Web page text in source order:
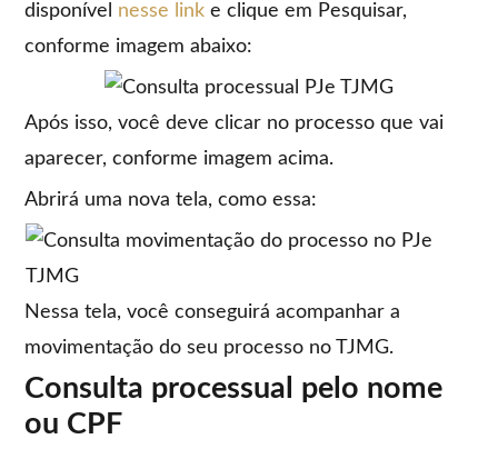
disponível nesse link e clique em Pesquisar,
conforme imagem abaixo:
Após isso, você deve clicar no processo que vai
aparecer, conforme imagem acima.
Abrirá uma nova tela, como essa:
Nessa tela, você conseguirá acompanhar a
movimentação do seu processo no TJMG.
Consulta processual pelo nome
ou CPF